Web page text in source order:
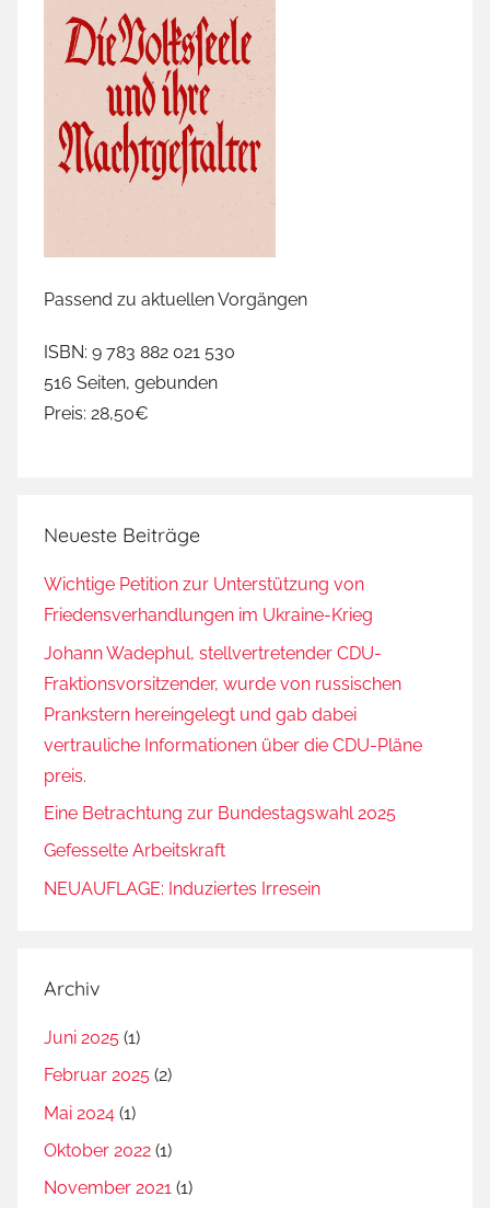
Passend zu aktuellen Vorgängen
ISBN: 9 783 882 021 530
516 Seiten, gebunden
Preis: 28,50€
Neueste Beiträge
Wichtige Petition zur Unterstützung von
Friedensverhandlungen im Ukraine-Krieg
Johann Wadephul, stellvertretender CDU-
Fraktionsvorsitzender, wurde von russischen
Prankstern hereingelegt und gab dabei
vertrauliche Informationen über die CDU-Pläne
preis.
Eine Betrachtung zur Bundestagswahl 2025
Gefesselte Arbeitskraft
NEUAUFLAGE: Induziertes Irresein
Archiv
Juni 2025 (1)
Februar 2025 (2)
Mai 2024 (1)
Oktober 2022 (1)
November 2021 (1)